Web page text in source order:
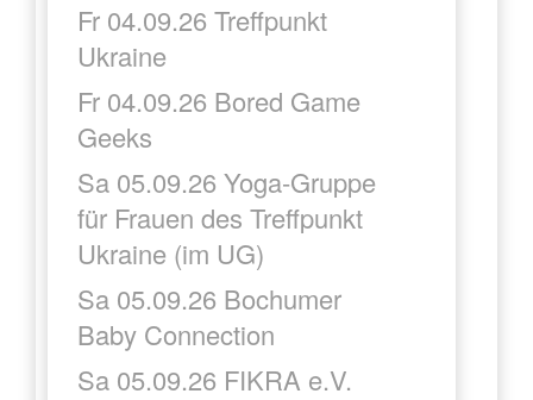
Fr 04.09.26 Treffpunkt
Ukraine
Fr 04.09.26 Bored Game
Geeks
Sa 05.09.26 Yoga-Gruppe
für Frauen des Treffpunkt
Ukraine (im UG)
Sa 05.09.26 Bochumer
Baby Connection
Sa 05.09.26 FIKRA e.V.